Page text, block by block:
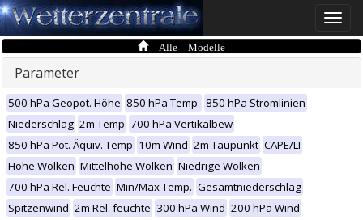
Toggle
Alle Modelle
Parameter
500 hPa Geopot. Höhe 850 hPa Temp. 850 hPa Stromlinien
Niederschlag 2m Temp 700 hPa Vertikalbew
850 hPa Pot. Äquiv. Temp 10m Wind 2m Taupunkt CAPE/LI
Hohe Wolken Mittelhohe Wolken Niedrige Wolken
700 hPa Rel. Feuchte Min/Max Temp. Gesamtniederschlag
Spitzenwind 2m Rel. feuchte 300 hPa Wind 200 hPa Wind